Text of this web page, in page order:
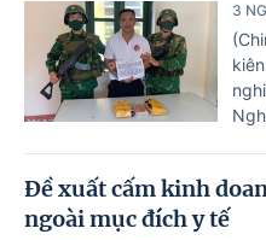
3
Đề xuất cấm kinh
ngoài mục đích y tế